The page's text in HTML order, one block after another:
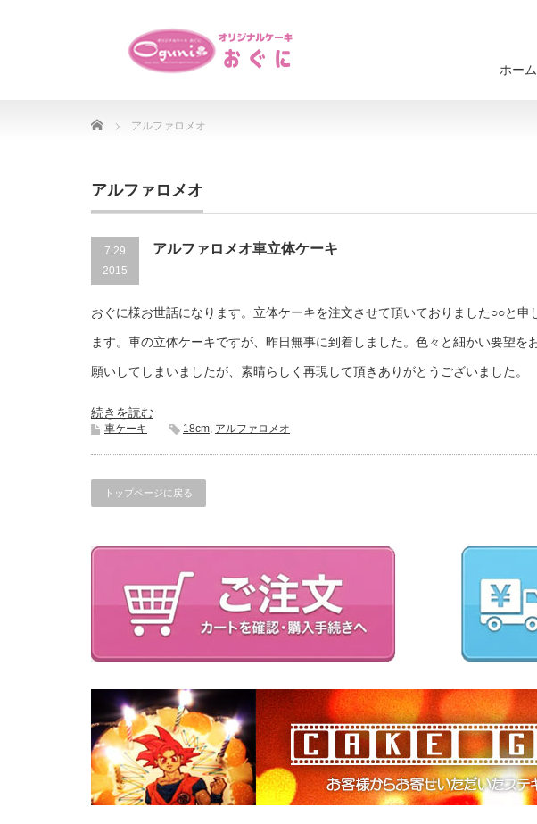
ホーム
Home アルファロメオ
アルファロメオ
7.29
2015
アルファロメオ車立体ケーキ
おぐに様お世話になります。立体ケーキを注文させて頂いておりました○○と申
ます。車の立体ケーキですが、昨日無事に到着しました。色々と細かい要望を
願いしてしまいましたが、素晴らしく再現して頂きありがとうございました。
続きを読む
車ケーキ 18cm, アルファロメオ
トップページに戻る